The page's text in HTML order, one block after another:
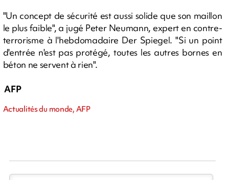
"Un concept de sécurité est aussi solide que son maillon
le plus faible", a jugé Peter Neumann, expert en contre-
terrorisme à l'hebdomadaire Der Spiegel. "Si un point
d'entrée n'est pas protégé, toutes les autres bornes en
béton ne servent à rien".
AFP
Actualités du monde, AFP